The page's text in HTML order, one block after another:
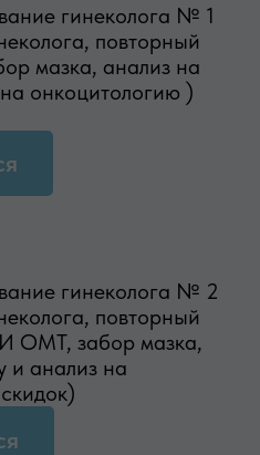
гинеколога № 1
повторный
мазка, анализ на
онкоцитологию )
гинеколога № 2
повторный
ОМТ, забор мазка,
и анализ на